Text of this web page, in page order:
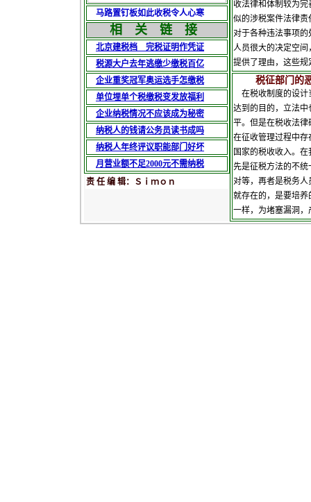
马路置钉板如此收税令人心寒
相 关 链 接
北京建税档 完税证明作凭证
税源大户去年逃缴少缴税百亿
企业重奖冠军奥运选手怎缴税
单位埋单个税缴税变发放福利
企业纳税情况不应该成为秘密
纳税人的钱请公务员读书成吗
纳税人年终评议职能部门好坏
月营业额不足2000元不需纳税
责 任 编 辑：Ｓｉｍｏｎ
收法律和体制较为
似的涉税案件法律
对于各种违法事项
人员很大的决定空
提供了理由，这些规
税征部门的恶
在税收制度的设计
达到的目的，立法
平。但是在税收法
在征收管理过程中
国家的税收收入。
先是征税方法的不
对等，再者是税务
就存在的，是要培
一样，为堵塞